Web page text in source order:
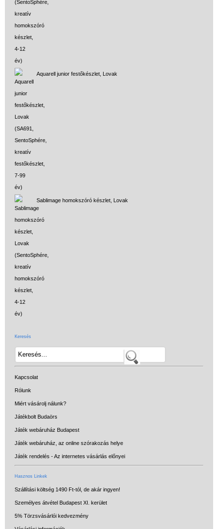
Aquarell junior festőkészlet, Lovak
Sablimage homokszóró készlet, Lovak
Keresés
Kapcsolat
Rólunk
Miért vásárolj nálunk?
Játékbolt Budaörs
Játék webáruház Budapest
Játék webáruház, az online szórakozás helye
Játék rendelés - Az internetes vásárlás előnyei
Hasznos Linkek
Szállítási költség 1490 Ft-tól, de akár ingyen!
Személyes átvétel Budapest XI. kerület
5% Törzsvásárlói kedvezmény